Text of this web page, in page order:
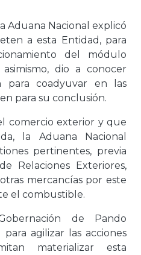
Aduana Nacional explicó
a esta Entidad, para
del módulo
dio a conocer
para coadyuvar en las
para su conclusión.
comercio exterior y que
la Aduana Nacional
pertinentes, previa
Relaciones Exteriores,
mercancías por este
el combustible.
de Pando
agilizar las acciones
materializar esta